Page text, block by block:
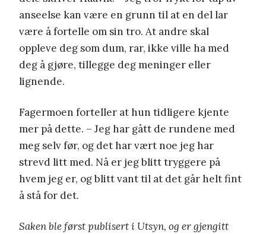
anseelse kan være en grunn til at en del lar
være å fortelle om sin tro. At andre skal
oppleve deg som dum, rar, ikke ville ha med
deg å gjøre, tillegge deg meninger eller
lignende.
Fagermoen forteller at hun tidligere kjente
mer på dette. – Jeg har gått de rundene med
meg selv før, og det har vært noe jeg har
strevd litt med. Nå er jeg blitt tryggere på
hvem jeg er, og blitt vant til at det går helt fint
å stå for det.
Saken ble først publisert i Utsyn, og er gjengitt